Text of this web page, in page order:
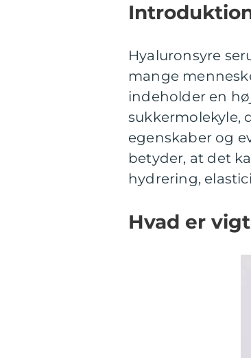
Hyaluronsyre
mange
indeholder en
sukkermolekyle,
egenskaber og
betyder, at det
hydrering,
Hvad er